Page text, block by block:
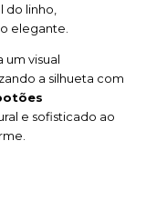
do linho,
elegante.
um visual
a silhueta com
e sofisticado ao